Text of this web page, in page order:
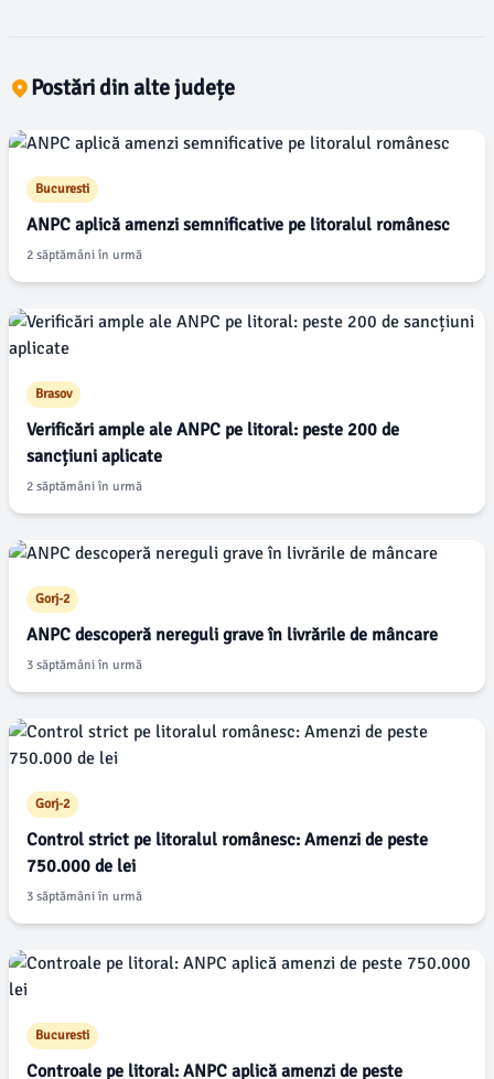
Postări din alte județe
Bucuresti
ANPC aplică amenzi semnificative pe litoralul românesc
2 săptămâni în urmă
Brasov
Verificări ample ale ANPC pe litoral: peste 200 de
sancțiuni aplicate
2 săptămâni în urmă
Gorj-2
ANPC descoperă nereguli grave în livrările de mâncare
3 săptămâni în urmă
Gorj-2
Control strict pe litoralul românesc: Amenzi de peste
750.000 de lei
3 săptămâni în urmă
Bucuresti
Controale pe litoral: ANPC aplică amenzi de peste